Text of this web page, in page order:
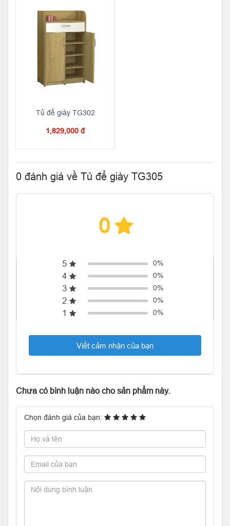
Tủ để giày TG302
1,829,000 đ
0 đánh giá về Tủ để giày TG305
0
5 0%
4 0%
3 0%
2 0%
1 0%
Viết cảm nhận của bạn
Chưa có bình luận nào cho sản phẩm này.
Chọn đánh giá của bạn: